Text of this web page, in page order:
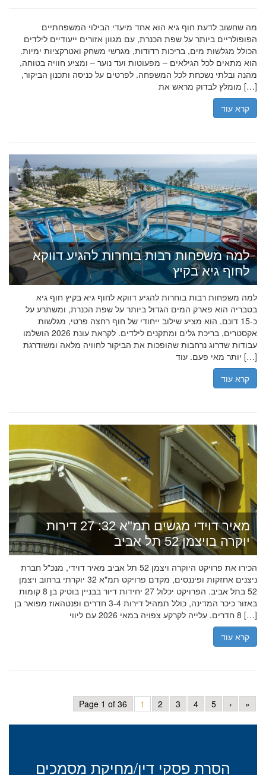
מה שחשוב לדעת חוף גיא הוא אחד מיעדי הבילוי המשפחתיים
הפופולריים ביותר על שפת הכנרת, עם מגוון אזורים ייעודיים לילדים
הכולל מגלשות מים, בריכות רדודות, מגרשי משחק ואטרקציות ימיות.
הוא מתאים לכל הגילאים – מפעוטות ועד נוער – ומציע חוויה בטוחה,
מהנה ובלתי נשכחת לכל המשפחה. לפרטים על כניסה ותכנון הביקור,
מומלץ לבדוק מראש את […]
קרא עוד
למה משפחות רבות בוחרות להגיע דווקא
לחוף גיא בקיץ
למה משפחות רבות בוחרות להגיע דווקא לחוף גיא בקיץ חוף גיא
בטבריה הוא פארק המים הגדול ביותר על שפת הכנרת, ומשתרע על
כ-15 דונם. הוא מציע שילוב ייחודי של חוף רחצה פרטי, מגלשות
אקסטרים, בריכת גלים ומתקנים לילדים. לקראת עונת 2026 הושלמו
עבודות שדרוג נרחבות שהופכות את הביקור לחוויה מלאה ומשודרגת
יותר מאי פעם. עוד […]
קרא עוד
מאיר דוידי מגשים תמ"א 32: 27 דירות
יוקרה בויצמן 52 תל אביב
הכירו את פרויקט היוקרה ויצמן 52 תל אביב מאיר דוידי, מנכ"ל חברת
ניצנים אחזקות ופיננסים, מקדם פרויקט תמ"א 32 יוקרתי ברחוב ויצמן
52 בתל אביב. הפרויקט יכלול 27 יחידות דיור בבניין בוטיק בן 8 קומות
באזור כיכר המדינה, כולל תמהיל דירות 3-4 חדרים ופנטהאוז מפואר בן
8 חדרים. עלייה לקרקע צפויה במאי 2026 עם ליווי […]
קרא עוד
Page 1 of 36 1 2 3 4 5 › »
הסרת פסקי דין/מחיקת מסמכים